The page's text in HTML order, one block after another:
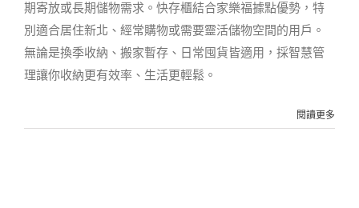
期寄放或長期儲物需求。快存櫃結合家樂福據點優勢，特
別適合居住新北、經常購物或需要靈活儲物空間的用戶。
無論是換季收納、搬家暫存、日常囤貨皆適用，採智慧管
理讓你收納更有效率、生活更輕鬆。
閱讀更多